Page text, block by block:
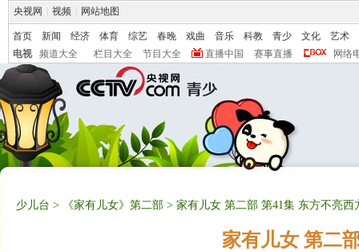
央视网 视频 网站地图
首页 新闻 经济 体育 综艺 春晚 戏曲 音乐 科教 青少 文化
艺术
电视
频道大全 栏目大全 节目大全 直播中国 赛事直播 网络
少儿台 > 《家有儿女》第二部 > 家有儿女 第二部 第41集 东方不亮西
家有儿女 第二